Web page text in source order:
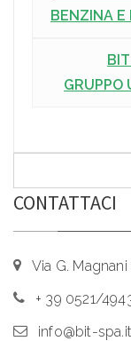
BENZINA E
GRUPPO
CONTATTACI
Via G. Magnani
+ 39 0521/
info@bit-spa.it